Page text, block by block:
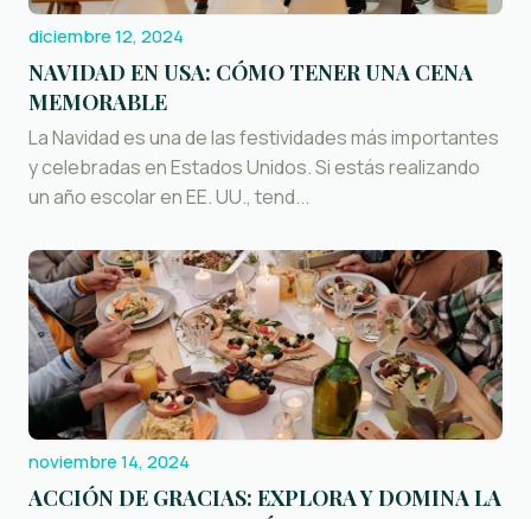
diciembre 12, 2024
NAVIDAD EN USA: CÓMO TENER UNA CENA
MEMORABLE
La Navidad es una de las festividades más importantes
y celebradas en Estados Unidos. Si estás realizando
un año escolar en EE. UU., tend...
noviembre 14, 2024
ACCIÓN DE GRACIAS: EXPLORA Y DOMINA LA